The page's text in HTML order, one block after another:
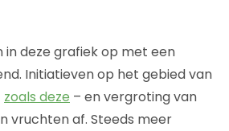
deze grafiek op met een
Initiatieven op het gebied van
zoals deze – en vergroting van
vruchten af. Steeds meer